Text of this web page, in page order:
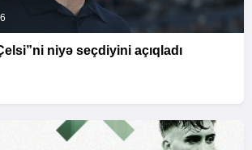
niyə seçdiyini açıqladı